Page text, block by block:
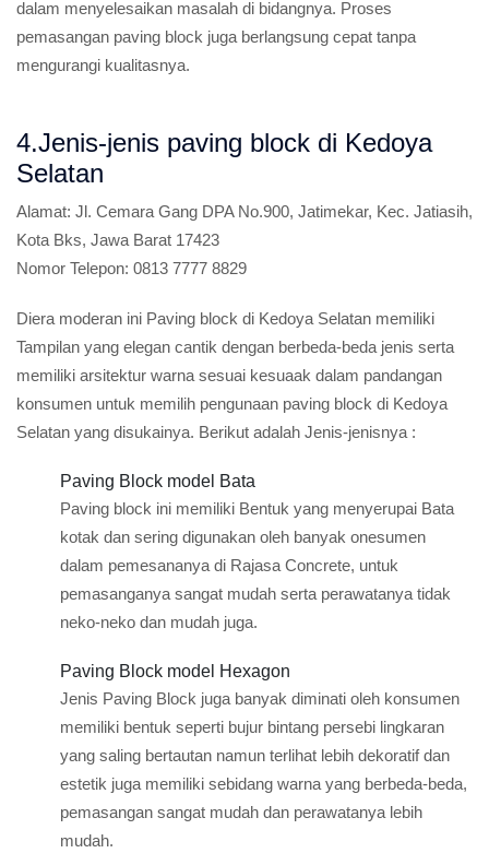
dalam menyelesaikan masalah di bidangnya. Proses
pemasangan paving block juga berlangsung cepat tanpa
mengurangi kualitasnya.
4.Jenis-jenis paving block di Kedoya
Selatan
Alamat: Jl. Cemara Gang DPA No.900, Jatimekar, Kec. Jatiasih,
Kota Bks, Jawa Barat 17423
Nomor Telepon: 0813 7777 8829
Diera moderan ini Paving block di Kedoya Selatan memiliki
Tampilan yang elegan cantik dengan berbeda-beda jenis serta
memiliki arsitektur warna sesuai kesuaak dalam pandangan
konsumen untuk memilih pengunaan paving block di Kedoya
Selatan yang disukainya. Berikut adalah Jenis-jenisnya :
Paving Block model Bata
Paving block ini memiliki Bentuk yang menyerupai Bata
kotak dan sering digunakan oleh banyak onesumen
dalam pemesananya di Rajasa Concrete, untuk
pemasanganya sangat mudah serta perawatanya tidak
neko-neko dan mudah juga.
Paving Block model Hexagon
Jenis Paving Block juga banyak diminati oleh konsumen
memiliki bentuk seperti bujur bintang persebi lingkaran
yang saling bertautan namun terlihat lebih dekoratif dan
estetik juga memiliki sebidang warna yang berbeda-beda,
pemasangan sangat mudah dan perawatanya lebih
mudah.